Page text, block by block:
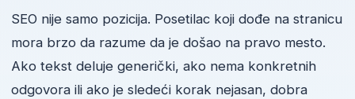
SEO nije samo pozicija. Posetilac koji dođe na stranicu
mora brzo da razume da je došao na pravo mesto.
Ako tekst deluje generički, ako nema konkretnih
odgovora ili ako je sledeći korak nejasan, dobra